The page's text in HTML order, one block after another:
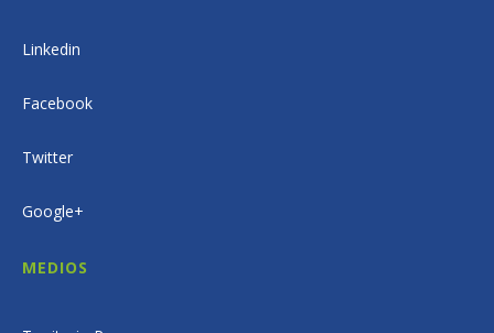
Linkedin
Facebook
Twitter
Google+
MEDIOS